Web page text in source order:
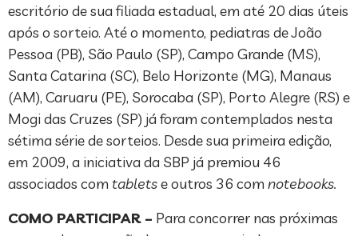
escritório de sua filiada estadual, em até 20 dias úteis
após o sorteio. Até o momento, pediatras de João
Pessoa (PB), São Paulo (SP), Campo Grande (MS),
Santa Catarina (SC), Belo Horizonte (MG), Manaus
(AM), Caruaru (PE), Sorocaba (SP), Porto Alegre (RS) e
Mogi das Cruzes (SP) já foram contemplados nesta
sétima série de sorteios. Desde sua primeira edição,
em 2009, a iniciativa da SBP já premiou 46
associados com tabletse outros 36 com notebooks.
COMO PARTICIPAR – Para concorrer nas próximas